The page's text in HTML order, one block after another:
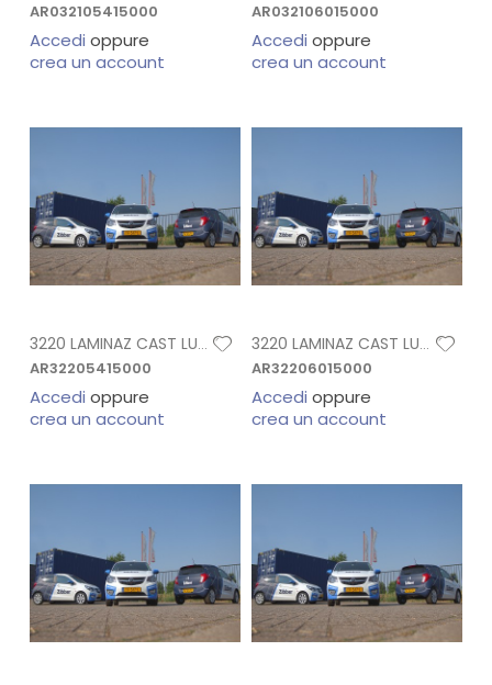
AR032105415000
Accedi oppure
crea un account
AR032106015000
Accedi oppure
crea un account
3220 LAMINAZ CAST LUCIDO H. 1,37X45,7 MT
AR32205415000
Accedi oppure
crea un account
3220 LAMINAZ CAST LUCIDO H. 1,52x45,7 mt
AR32206015000
Accedi oppure
crea un account